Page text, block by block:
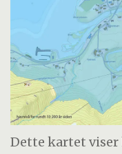
Dette kartet